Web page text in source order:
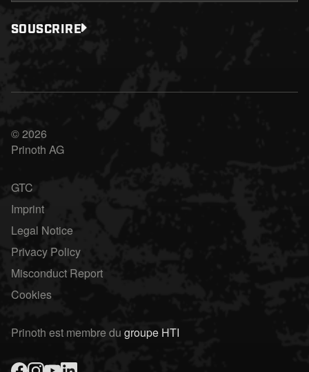
SOUSCRIRE
© 2026
Prinoth AG
GTC
Imprint
Legal Notice
Privacy Policy
Misconduct Report
Cookies
Prinoth est membre du groupe HTI